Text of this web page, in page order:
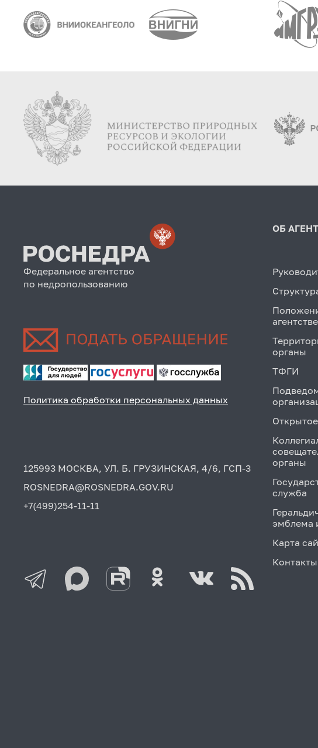
Федеральное агентство
по недропользованию
Политика обработки персональных данных
125993 МОСКВА, УЛ. Б. ГРУЗИНСКАЯ, 4/6, ГСП-3
ROSNEDRA@ROSNEDRA.GOV.RU
+7(499)254-11-11
ОБ
агентстве
органы
ТФГИ
органы
служба
эмблема
Карта
Контакты